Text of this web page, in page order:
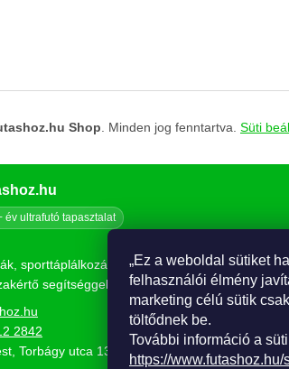
„Ez a weboldal sütiket
felhasználói élmény
marketing célú sütik
töltődnek be.
További információ a
https://
Shop. Minden jog fenntartva. Süti
év ultrafutó tapasztalat
sporttáplálkozás és kiegészítők. Webáruház és
segítséggel.
2842
Torbágy utca 13.